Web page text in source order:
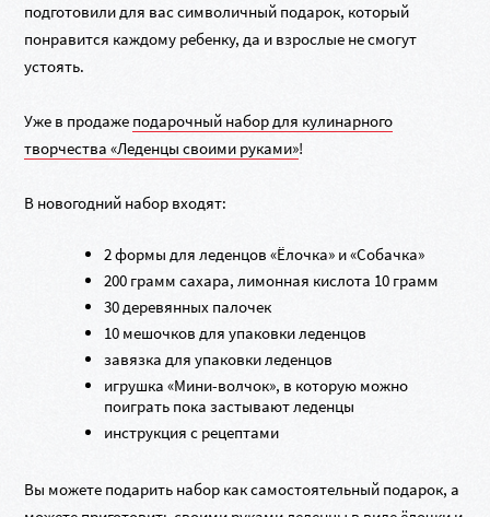
подготовили для вас символичный подарок, который
понравится каждому ребенку, да и взрослые не смогут
устоять.
Уже в продаже подарочный набор для кулинарного
творчества «Леденцы своими руками»!
В новогодний набор входят:
2 формы для леденцов «Ёлочка» и «Собачка»
200 грамм сахара, лимонная кислота 10 грамм
30 деревянных палочек
10 мешочков для упаковки леденцов
завязка для упаковки леденцов
игрушка «Мини-волчок», в которую можно
поиграть пока застывают леденцы
инструкция с рецептами
Вы можете подарить набор как самостоятельный подарок, а